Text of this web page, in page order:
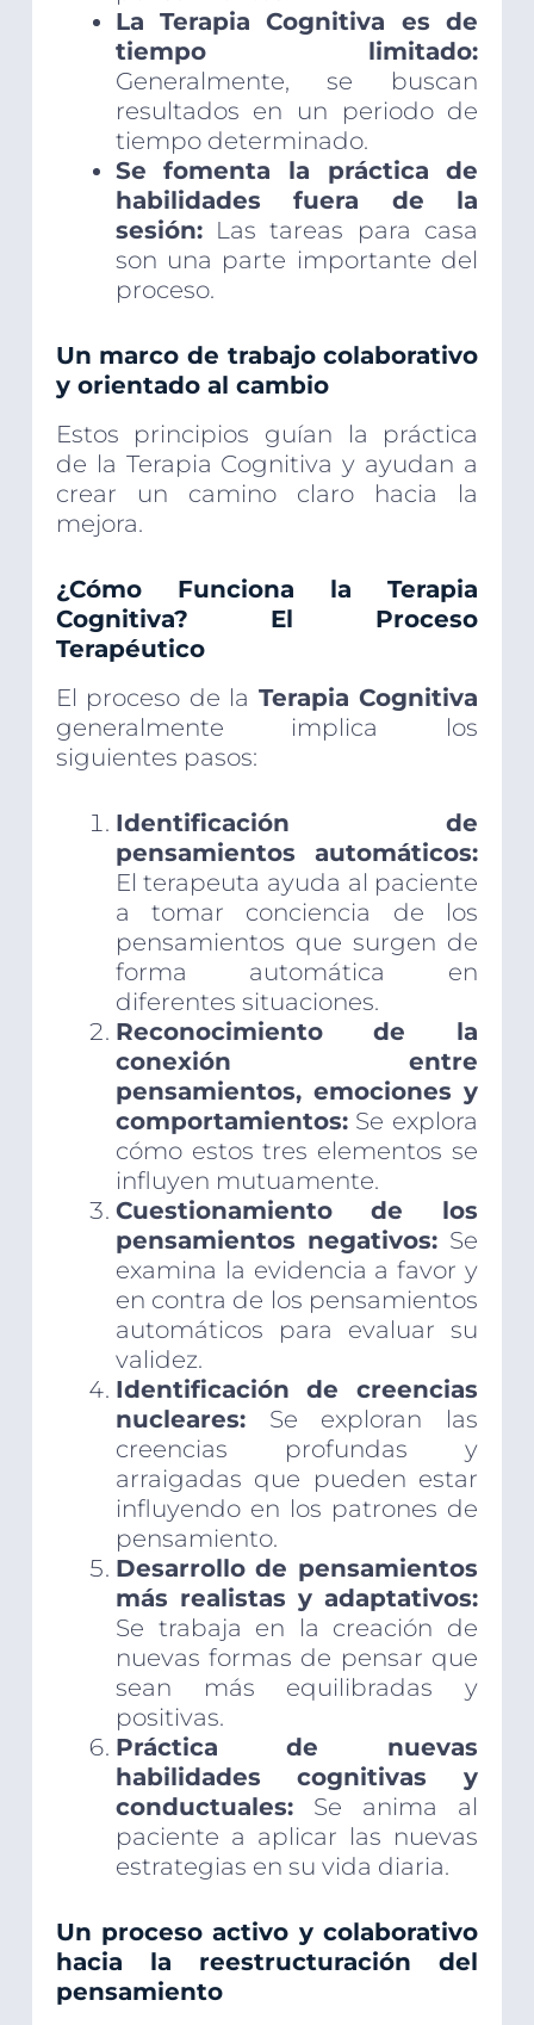
La Terapia Cognitiva es de
tiempo limitado:
Generalmente, se buscan
resultados en un periodo de
tiempo determinado.
Se fomenta la práctica de
habilidades fuera de la
sesión:Las tareas para casa
son una parte importante del
proceso.
Un marco de trabajo colaborativo
y orientado al cambio
Estos principios guían la práctica
de la Terapia Cognitiva y ayudan a
crear un camino claro hacia la
mejora.
¿Cómo Funciona la Terapia
Cognitiva? El Proceso
Terapéutico
El proceso de la Terapia Cognitiva
generalmente implica los
siguientes pasos:
Identificación de
pensamientos automáticos:
El terapeuta ayuda al paciente
a tomar conciencia de los
pensamientos que surgen de
forma automática en
diferentes situaciones.
Reconocimiento de la
conexión entre
pensamientos, emociones y
comportamientos:Se explora
cómo estos tres elementos se
influyen mutuamente.
Cuestionamiento de los
pensamientos negativos: Se
examina la evidencia a favor y
en contra de los pensamientos
automáticos para evaluar su
validez.
Identificación de creencias
nucleares:Se exploran las
creencias profundas y
arraigadas que pueden estar
influyendo en los patrones de
pensamiento.
Desarrollo de pensamientos
más realistas y adaptativos:
Se trabaja en la creación de
nuevas formas de pensar que
sean más equilibradas y
positivas.
Práctica de nuevas
habilidades cognitivas y
conductuales:Se anima al
paciente a aplicar las nuevas
estrategias en su vida diaria.
Un proceso activo y colaborativo
hacia la reestructuración del
pensamiento